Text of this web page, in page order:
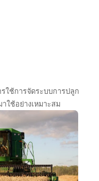
ใช้การจัดระบบการปลูก
ใช้อย่างเหมาะสม